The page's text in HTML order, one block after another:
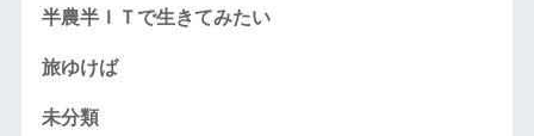
半農半ＩＴで生きてみたい
旅ゆけば
未分類